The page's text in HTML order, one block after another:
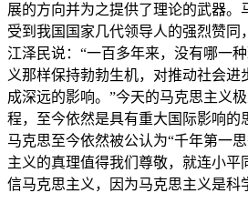
展的方向并为之提供了理论的武器。
受到我国国家几代领导人的强烈赞同
江泽民说：“一百多年来，没有哪一
义那样保持勃勃生机，对推动社会进
成深远的影响。”今天的马克思主义
程，至今依然是具有重大国际影响的
马克思至今依然被公认为“千年第一
主义的真理值得我们尊敬，就连小平
信马克思主义，因为马克思主义是科